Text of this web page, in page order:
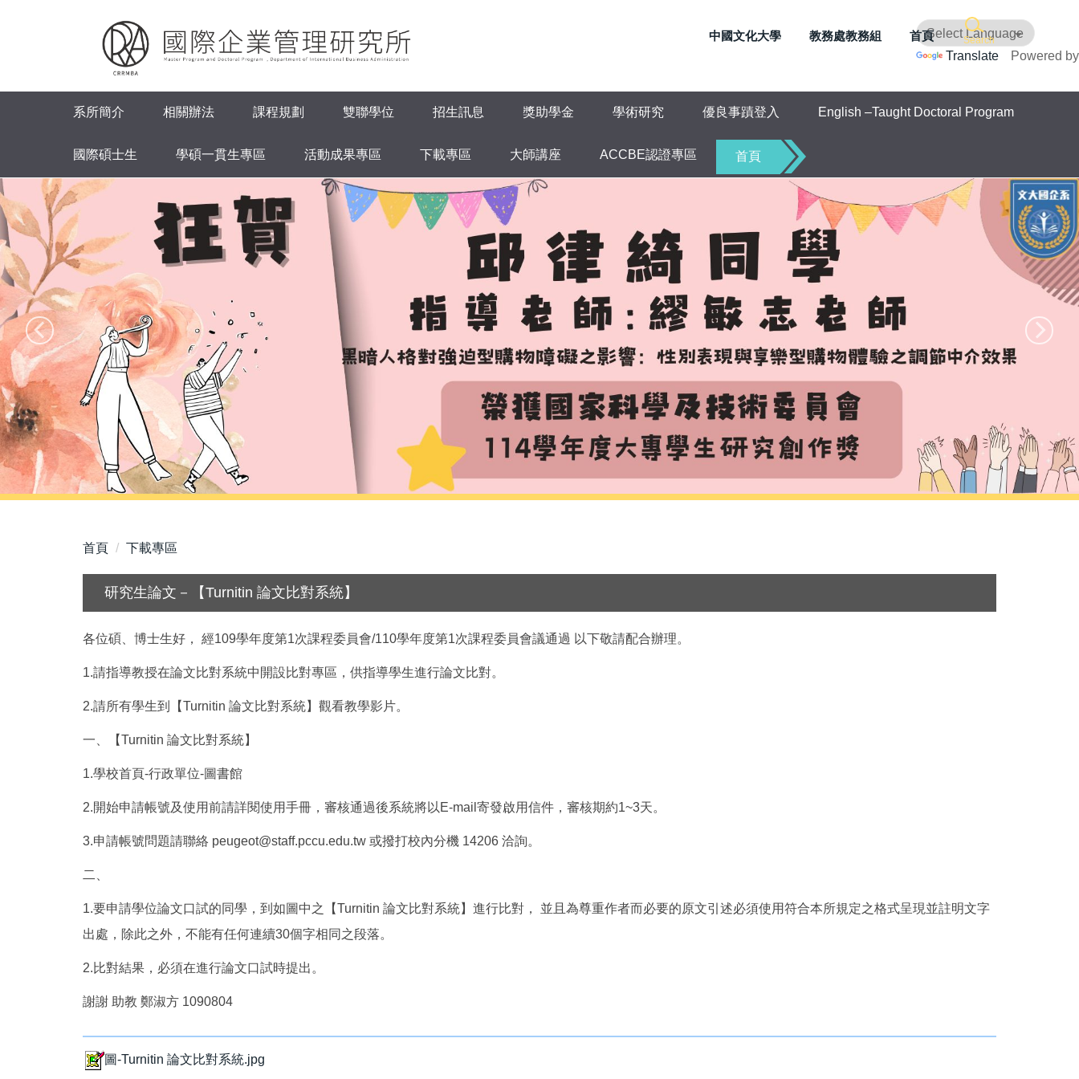
內
Search
Powered by
Translate
中國文化大學 教務處教務組 首頁
系所簡介 相關辦法 課程規劃 雙聯學位 招生訊息 獎助學金 學術研究 優良事蹟登入 English –Taught Doctoral Program
國際碩士生 學碩一貫生專區 活動成果專區 下載專區 大師講座 ACCBE認證專區 首頁
首頁 下載專區
研究生論文－【Turnitin 論文比對系統】
各位碩、博士生好， 經109學年度第1次課程委員會/110學年度第1次課程委員會議通過 以下敬請配合辦理。
1.請指導教授在論文比對系統中開設比對專區，供指導學生進行論文比對。
2.請所有學生到【Turnitin 論文比對系統】觀看教學影片。
一、【Turnitin 論文比對系統】
1.學校首頁-行政單位-圖書館
2.開始申請帳號及使用前請詳閱使用手冊，審核通過後系統將以E-mail寄發啟用信件，審核期約1~3天。
3.申請帳號問題請聯絡 peugeot@staff.pccu.edu.tw 或撥打校內分機 14206 洽詢。
二、
1.要申請學位論文口試的同學，到如圖中之【Turnitin 論文比對系統】進行比對， 並且為尊重作者而必要的原文引述必須使用符合本所規定之格式呈現並註明文字
出處，除此之外，不能有任何連續30個字相同之段落。
2.比對結果，必須在進行論文口試時提出。
謝謝 助教 鄭淑方 1090804
圖-Turnitin 論文比對系統.jpg